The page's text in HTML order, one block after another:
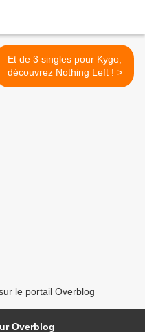
Et de 3 singles pour Kygo,
découvrez Nothing Left ! >
le portail Overblog
Overblog